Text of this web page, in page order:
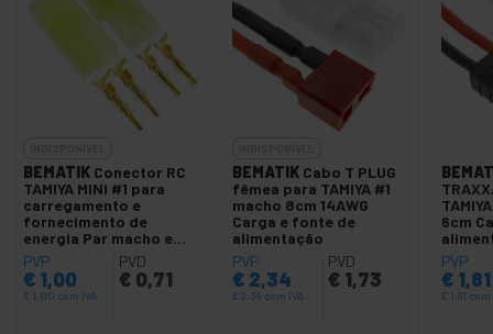
BEMATIK Conector RC
TAMIYA MINI #1 para
carregamento e
fornecimento de
energia Par macho e
fêmea
PVP
€ 1,00
€ 1,00 com IVA
PVD
€0,71
BEMATIK Cabo T PLUG
fêmea para TAMIYA #1
macho 8cm 14AWG
Carga e fonte de
alimentação
PVP
€ 2,34
€ 2,34 com IVA
PVD
€1,73
6cm
PVP
€ 1,81
€ 1,81 com